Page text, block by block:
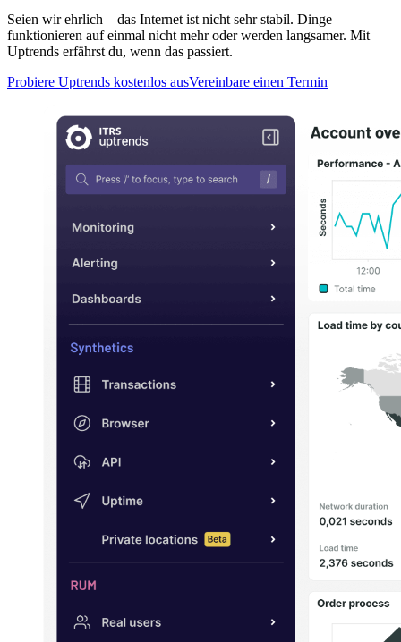
Seien wir ehrlich – das Internet ist nicht sehr stabil. Dinge
funktionieren auf einmal nicht mehr oder werden langsamer. Mit
Uptrends erfährst du, wenn das passiert.
Probiere Uptrends kostenlos ausVereinbare einen Termin